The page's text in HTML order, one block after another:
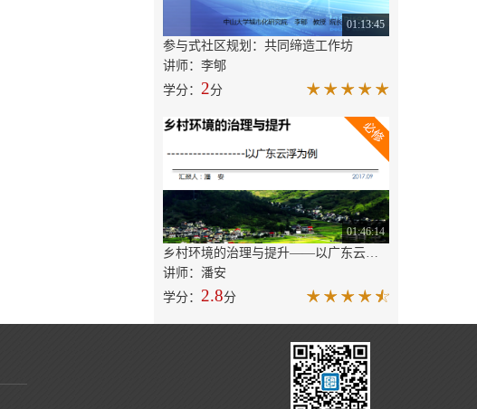
01:13:45
参与式社区规划：共同缔造工作坊
讲师：李郇
学分： 2分
01:46:14
乡村环境的治理与提升——以广东云浮为例
讲师：潘安
学分： 2.8分